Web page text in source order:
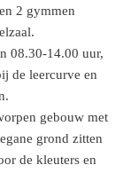
2 gymmen
08.30-14.00 uur,
de leercurve en
gebouw met
grond zitten
de kleuters en